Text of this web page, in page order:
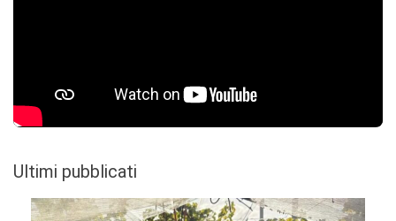
Ultimi pubblicati